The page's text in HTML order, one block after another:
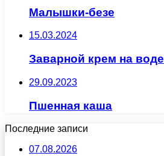
Малышки-безе
15.03.2024
Заварной крем на воде
29.09.2023
Пшенная каша
Последние записи
07.08.2026